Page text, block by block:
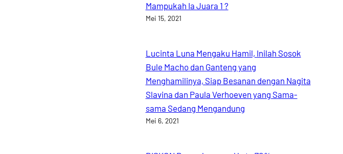
Mampukah Ia Juara 1 ?
Mei 15, 2021
Lucinta Luna Mengaku Hamil, Inilah Sosok
Bule Macho dan Ganteng yang
Menghamilinya, Siap Besanan dengan Nagita
Slavina dan Paula Verhoeven yang Sama-
sama Sedang Mengandung
Mei 6, 2021